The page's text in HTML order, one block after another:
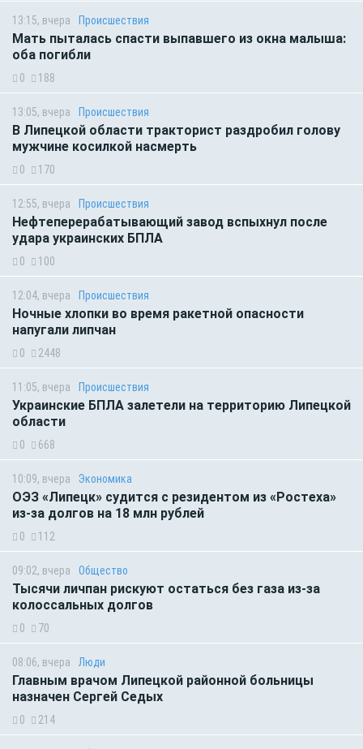
13:15, вчера Происшествия
Мать пыталась спасти выпавшего из окна малыша:
оба погибли
0 188
13:05, вчера Происшествия
В Липецкой области тракторист раздробил голову
мужчине косилкой насмерть
0 170
12:55, вчера Происшествия
Нефтеперерабатывающий завод вспыхнул после
удара украинских БПЛА
0 100
12:04, вчера Происшествия
Ночные хлопки во время ракетной опасности
напугали липчан
0 2448
11:05, вчера Происшествия
Украинские БПЛА залетели на территорию Липецкой
области
0 668
10:09, вчера Экономика
ОЭЗ «Липецк» судится с резидентом из «Ростеха»
из-за долгов на 18 млн рублей
0 112
09:02, вчера Общество
Тысячи личпан рискуют остаться без газа из-за
колоссальных долгов
0 70
08:06, вчера Люди
Главным врачом Липецкой районной больницы
назначен Сергей Седых
0 214